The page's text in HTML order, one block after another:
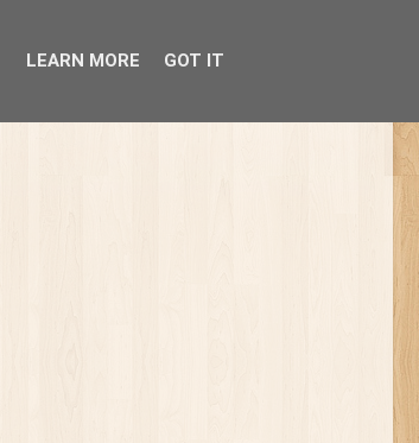
LEARN MORE GOT IT